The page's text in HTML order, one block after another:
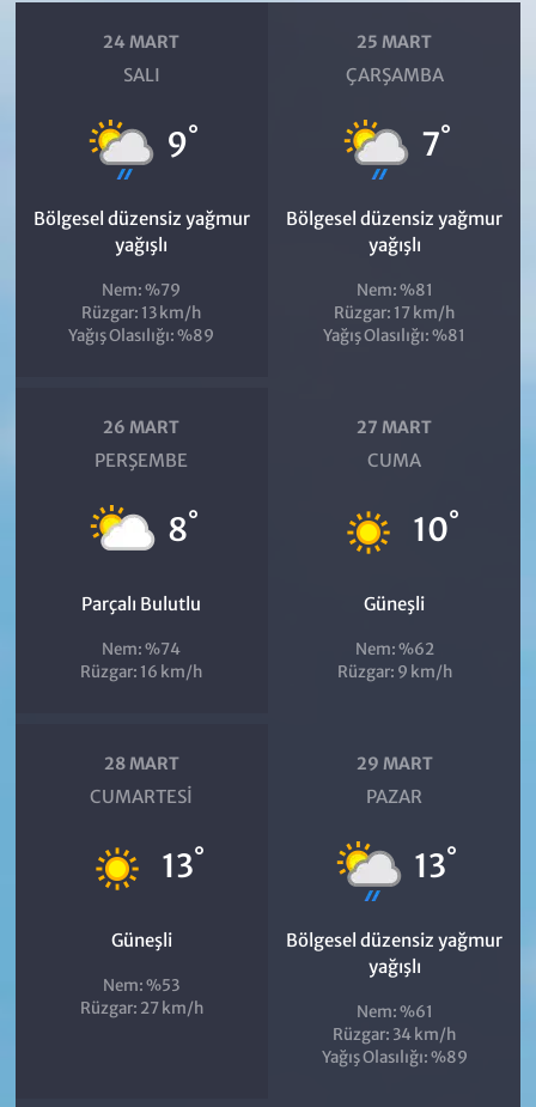
24 MART
SALI
9°
Bölgesel düzensiz yağmur
yağışlı
Nem: %79
Rüzgar: 13 km/h
Yağış Olasılığı: %89
25 MART
ÇARŞAMBA
7°
Bölgesel düzensiz yağmur
yağışlı
Nem: %81
Rüzgar: 17 km/h
Yağış Olasılığı: %81
26 MART
PERŞEMBE
8°
Parçalı Bulutlu
Nem: %74
Rüzgar: 16 km/h
27 MART
CUMA
10°
Güneşli
Nem: %62
Rüzgar: 9 km/h
28 MART
CUMARTESI
13°
Güneşli
Nem: %53
Rüzgar: 27 km/h
29 MART
PAZAR
13°
Bölgesel düzensiz yağmur
yağışlı
Nem: %61
Rüzgar: 34 km/h
Yağış Olasılığı: %89